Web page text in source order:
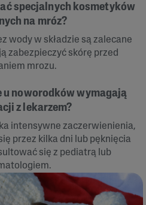
specjalnych kosmetyków
na mróz?
wody w składzie są zalecane
zabezpieczyć skórę przed
mrozu.
u noworodków wymagają
z lekarzem?
intensywne zaczerwienienia,
przez kilka dni lub pęknięcia
się z pediatrą lub